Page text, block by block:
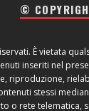
©
È vietata
inseriti nel
riproduzione,
stessi
o rete telematica,